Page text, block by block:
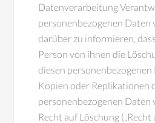
Datenverarbeitung
personenbezogenen Daten
darüber zu informieren,
Person von ihnen die
diesen
Kopien oder Replikationen
personenbezogenen Daten
Recht auf Löschung („Recht